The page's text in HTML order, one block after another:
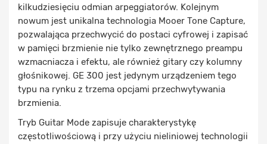
kilkudziesięciu odmian arpeggiatorów. Kolejnym
nowum jest unikalna technologia Mooer Tone Capture,
pozwalająca przechwycić do postaci cyfrowej i zapisać
w pamięci brzmienie nie tylko zewnętrznego preampu
wzmacniacza i efektu, ale również gitary czy kolumny
głośnikowej. GE 300 jest jedynym urządzeniem tego
typu na rynku z trzema opcjami przechwytywania
brzmienia.
Tryb Guitar Mode zapisuje charakterystykę
częstotliwościową i przy użyciu nieliniowej technologii